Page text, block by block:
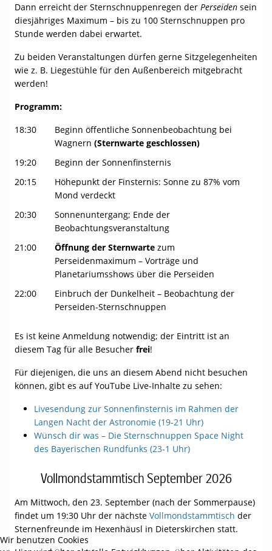
Dann erreicht der Sternschnuppenregen der Perseiden sein
diesjähriges Maximum – bis zu 100 Sternschnuppen pro
Stunde werden dabei erwartet.
Zu beiden Veranstaltungen dürfen gerne Sitzgelegenheiten
wie z. B. Liegestühle für den Außenbereich mitgebracht
werden!
Programm:
18:30
Beginn öffentliche Sonnenbeobachtung bei
Wagnern (Sternwarte geschlossen)
19:20
Beginn der Sonnenfinsternis
20:15
Höhepunkt der Finsternis: Sonne zu 87% vom
Mond verdeckt
20:30
Sonnenuntergang; Ende der
Beobachtungsveranstaltung
21:00
Öffnung der Sternwarte zum
Perseidenmaximum – Vorträge und
Planetariumsshows über die Perseiden
22:00
Einbruch der Dunkelheit – Beobachtung der
Perseiden-Sternschnuppen
Es ist keine Anmeldung notwendig; der Eintritt ist an
diesem Tag für alle Besucher frei!
Für diejenigen, die uns an diesem Abend nicht besuchen
können, gibt es auf YouTube Live-Inhalte zu sehen:
Livesendung zur Sonnenfinsternis im Rahmen der
Langen Nacht der Astronomie (19-21 Uhr)
Wünsch dir was – Die Sternschnuppen Space Night
des Bayerischen Rundfunks (23-1 Uhr)
Vollmondstammtisch September 2026
Am Mittwoch, den 23. September (nach der Sommerpause)
findet um 19:30 Uhr der nächste Vollmondstammtisch der
Sternenfreunde im Hexenhäusl in Dieterskirchen statt.
Wir benutzen Cookies